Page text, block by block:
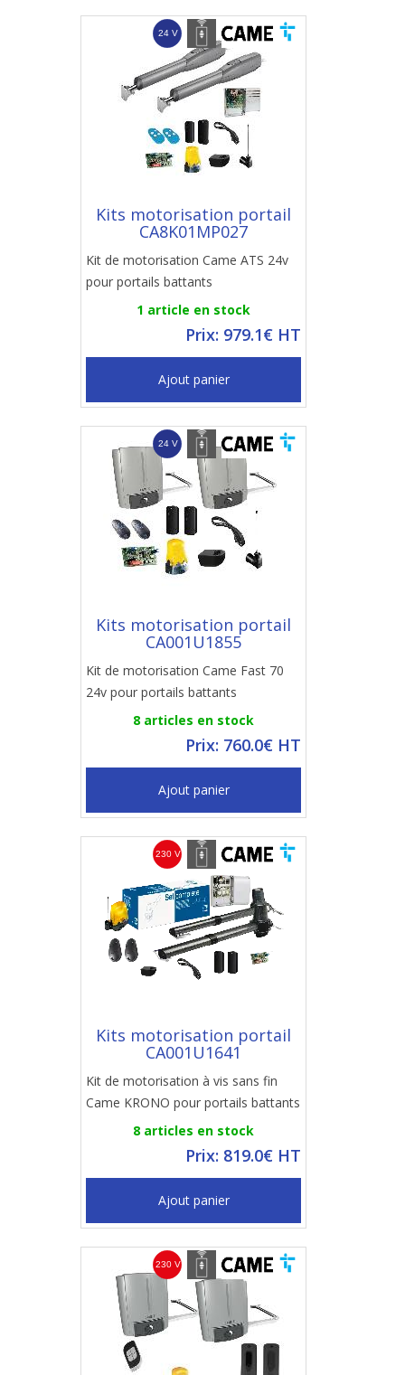
Kits motorisation portail
CA8K01MP027
Kit de motorisation Came ATS 24v
pour portails battants
1 article en stock
Prix: 979.1€ HT
Ajout panier
Kits motorisation portail
CA001U1855
Kit de motorisation Came Fast 70
24v pour portails battants
8 articles en stock
Prix: 760.0€ HT
Ajout panier
Kits motorisation portail
CA001U1641
Kit de motorisation à vis sans fin
Came KRONO pour portails battants
8 articles en stock
Prix: 819.0€ HT
Ajout panier